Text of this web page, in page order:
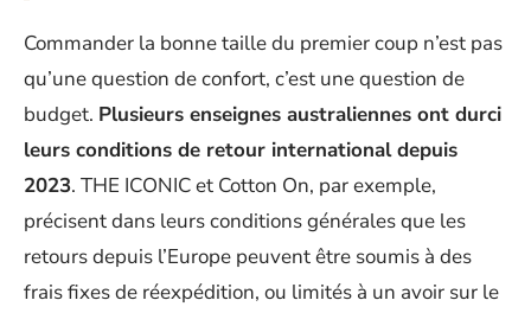
Commander la bonne taille du premier coup n’est pas
qu’une question de confort, c’est une question de
budget. Plusieurs enseignes australiennes ont durci
leurs conditions de retour international depuis
2023. THE ICONIC et Cotton On, par exemple,
précisent dans leurs conditions générales que les
retours depuis l’Europe peuvent être soumis à des
frais fixes de réexpédition, ou limités à un avoir sur le